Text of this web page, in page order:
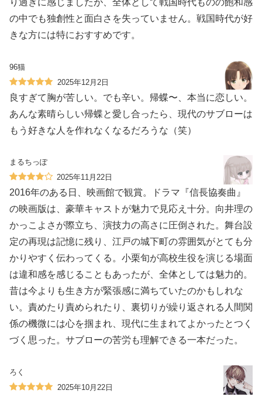
の中でも独創性と面白さを失っていません。戦国時代が好
きな方には特におすすめです。
96猫
2025年12月2日
良すぎて胸が苦しい。でも辛い。帰蝶〜、本当に恋しい。
あんな素晴らしい帰蝶と愛し合ったら、現代のサブローは
もう好きな人を作れなくなるだろうな（笑）
まるちっぽ
2025年11月22日
2016年のある日、映画館で観賞。ドラマ『信長協奏曲』
の映画版は、豪華キャストが魅力で見応え十分。向井理の
かっこよさが際立ち、演技力の高さに圧倒された。舞台設
定の再現は記憶に残り、江戸の城下町の雰囲気がとても分
かりやすく伝わってくる。小栗旬が高校生役を演じる場面
は違和感を感じることもあったが、全体としては魅力的。
昔は今よりも生き方が緊張感に満ちていたのかもしれな
い。責めたり責められたり、裏切りが繰り返される人間関
係の機微には心を掴まれ、現代に生まれてよかったとつく
づく思った。サブローの苦労も理解できる一本だった。
ろく
2025年10月22日